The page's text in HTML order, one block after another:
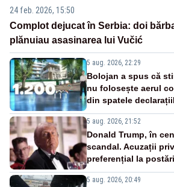
24 feb. 2026, 15:50
Complot dejucat în Serbia: doi
plănuiau asasinarea lui Vučić
5 aug. 2026, 22:29
Bolojan a spus că
nu folosește aerul
din spatele
5 aug. 2026, 21:52
Donald Trump, în
scandal. Acuzații
preferențial la
5 aug. 2026, 20:49